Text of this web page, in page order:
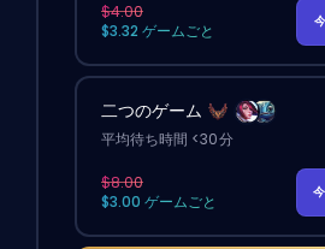
$4.00
$3.32 ゲームごと
二つのゲーム
平均待ち時間 <30分
$8.00
$3.00 ゲームごと